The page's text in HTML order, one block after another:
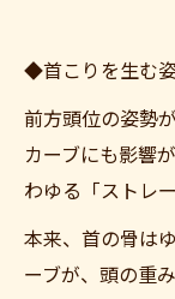
◆首こりを生む
前方頭位の姿勢
カーブにも影響
わゆる「ストレ
本来、首の骨は
ーブが、頭の重